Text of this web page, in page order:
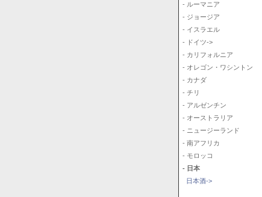
- ルーマニア
- ジョージア
- イスラエル
- ドイツ->
- カリフォルニア
- オレゴン・ワシントン
- カナダ
- チリ
- アルゼンチン
- オーストラリア
- ニュージーランド
- 南アフリカ
- モロッコ
- 日本
日本酒->